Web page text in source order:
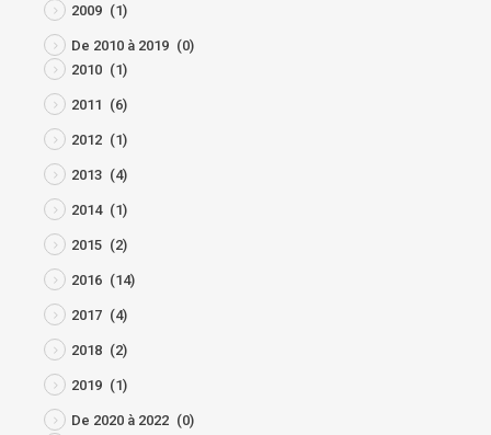
2009 (1)
De 2010 à 2019 (0)
2010 (1)
2011 (6)
2012 (1)
2013 (4)
2014 (1)
2015 (2)
2016 (14)
2017 (4)
2018 (2)
2019 (1)
De 2020 à 2022 (0)